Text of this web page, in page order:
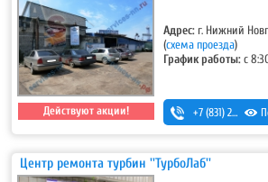
Действуют акции!
Адрес: г. Нижний
(схема проезда)
График работы:с
+7 (831) 293-54-00
+7-920-298-42-33
Центр ремонта турбин ''ТурбоЛаб''